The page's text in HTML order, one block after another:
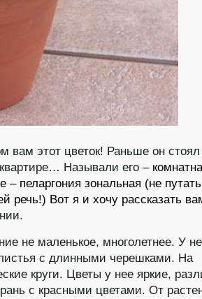
вам этот цветок! Раньше он
Называли его –
– пеларгония зональная (не
речь!) Вот я и хочу рассказать
не маленькое, многолетнее. У
с длинными черешками. На
круги. Цветы у нее яркие,
с красными цветами. От